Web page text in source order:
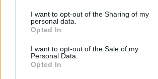
I want to opt-out of the Sharing of my
personal data.
Opted In
I want to opt-out of the Sale of my
Personal Data.
Opted In
Instagram | Facebook | X | YouTube:
@ambitocultural